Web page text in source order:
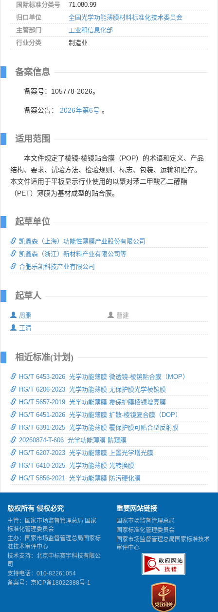
国际标准分类号
71.080.99
归口单位
全国光学功能薄膜材料标准化技术委员会
主管部门
工业和信息化部
行业分类
制造业
备案信息
备案号：105778-2026。
备案公告： 2026年第6号 。
适用范围
本文件规定了棱镜-棱镜贴合膜（POP）的术语和定义、产品
结构、要求、试验方法、检验规则、标志、包装、运输和贮存。
本文件适用于平板显示行业使用的以聚对苯二甲酸乙二醇酯
（PET）薄膜为基材成型的贴合膜。
起草单位
凯鑫森（上海）功能性薄膜产业股份有限公司
凯鑫森（浙江）新材料产业有限公司等
合肥乐凯科技产业有限公司
起草人
周鹏
曹建
王清
相近标准(计划)
HG/T 6453-2026 光学功能薄膜 微透镜-棱镜贴合膜（MOP）
HG/T 6206-2023 光学功能薄膜 无保护膜光学棱镜膜
HG/T 5657-2019 光学功能薄膜 覆保护膜棱镜增亮膜
HG/T 6451-2026 光学功能薄膜 扩散-棱镜复合膜（DOP）
HG/T 6391-2025 光学功能薄膜 覆保护膜可贴合型反射膜
20260874-T-606 光学功能薄膜 防窥膜
HG/T 6207-2023 光学功能薄膜 上置光学增光膜
HG/T 6410-2025 光学功能薄膜 光转换膜
HG/T 5856-2021 光学功能薄膜 防污硬化膜
版权所有 侵权必究
主管：国家市场监督管理总局 国家
标准化管理委员会
主办：国家市场监督管理总局国家标
准技术审评中心
技术支持：北京中标赛宇科技有限公
司
支持电话：010-82261054
备案号： 京ICP备18022388号-1
重要网站链接
国家市场监督管理总局
国家标准化管理委员会
国家市场监督管理总局国家标准技术
审评中心